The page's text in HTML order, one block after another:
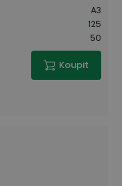
A3
125
50
Koupit